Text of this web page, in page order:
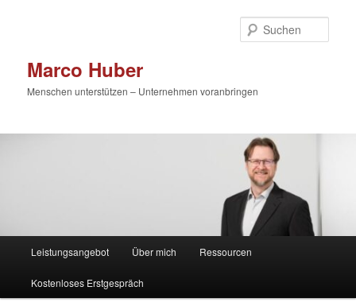
Marco Huber
Menschen unterstützen – Unternehmen voranbringen
Leistungsangebot Über mich Ressourcen
Kostenloses Erstgespräch